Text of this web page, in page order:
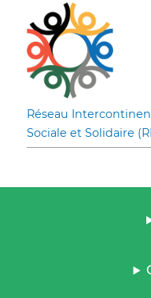
Réseau
Sociale et Solidaire